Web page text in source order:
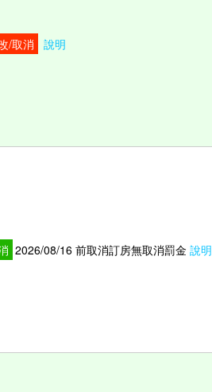
/取消 說明
2026/08/16 前取消訂房無取消罰金 說明